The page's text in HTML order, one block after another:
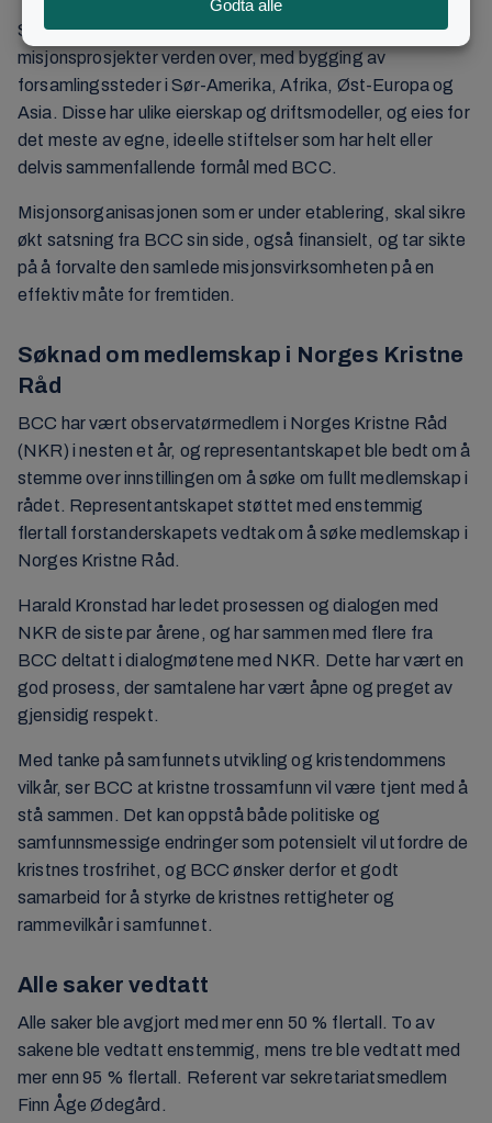
Siden tidlig 2000-tall er det blitt igangsatt flere større
misjonsprosjekter verden over, med bygging av
forsamlingssteder i Sør-Amerika, Afrika, Øst-Europa og
Asia. Disse har ulike eierskap og driftsmodeller, og eies for
det meste av egne, ideelle stiftelser som har helt eller
delvis sammenfallende formål med BCC.
Misjonsorganisasjonen som er under etablering, skal sikre
økt satsning fra BCC sin side, også finansielt, og tar sikte
på å forvalte den samlede misjonsvirksomheten på en
effektiv måte for fremtiden.
Søknad om medlemskap i Norges Kristne
Råd
BCC har vært observatørmedlem i Norges Kristne Råd
(NKR) i nesten et år, og representantskapet ble bedt om å
stemme over innstillingen om å søke om fullt medlemskap i
rådet. Representantskapet støttet med enstemmig
flertall forstanderskapets vedtak om å søke medlemskap i
Norges Kristne Råd.
Harald Kronstad har ledet prosessen og dialogen med
NKR de siste par årene, og har sammen med flere fra
BCC deltatt i dialogmøtene med NKR. Dette har vært en
god prosess, der samtalene har vært åpne og preget av
gjensidig respekt.
Med tanke på samfunnets utvikling og kristendommens
vilkår, ser BCC at kristne trossamfunn vil være tjent med å
stå sammen. Det kan oppstå både politiske og
samfunnsmessige endringer som potensielt vil utfordre de
kristnes trosfrihet, og BCC ønsker derfor et godt
samarbeid for å styrke de kristnes rettigheter og
rammevilkår i samfunnet.
Alle saker vedtatt
Alle saker ble avgjort med mer enn 50 % flertall. To av
sakene ble vedtatt enstemmig, mens tre ble vedtatt med
mer enn 95 % flertall. Referent var sekretariatsmedlem
Finn Åge Ødegård.